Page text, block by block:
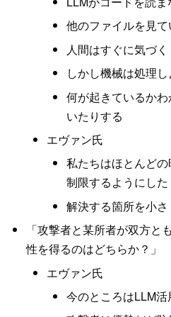
他のファイルを見て
人間はすぐに気づく
しかし機械は処理
何が起きているか
いたりする
エヴァン氏
私たちはほとんど
制限するようにした
解決する箇所を小さ
「攻撃者と某所者が双方と
性を得るのはどちらか？」
エヴァン氏
今のところはLLM